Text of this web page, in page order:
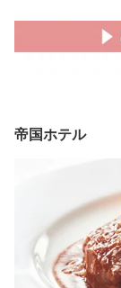
帝国ホテル